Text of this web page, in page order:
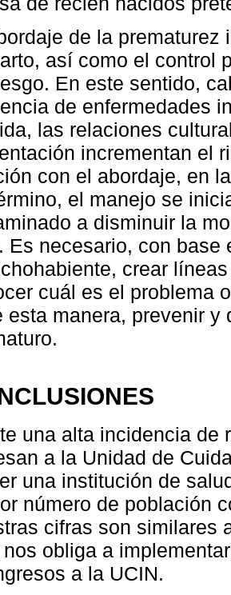
de la
así como el control
En este sentido,
de enfermedades
las relaciones
incrementan el
con el abordaje, en
el manejo se
a disminuir la
Es necesario, con base
crear
cuál es el problema
esta manera, prevenir
una alta incidencia de
a la Unidad de
una institución de
número de población
cifras son similares
obliga a
a la UCIN.